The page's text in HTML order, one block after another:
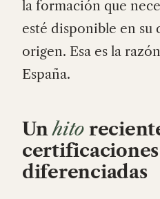
la formación que
esté disponible en su
origen. Esa es la
España.
Unhito
certificaciones
diferenciadas